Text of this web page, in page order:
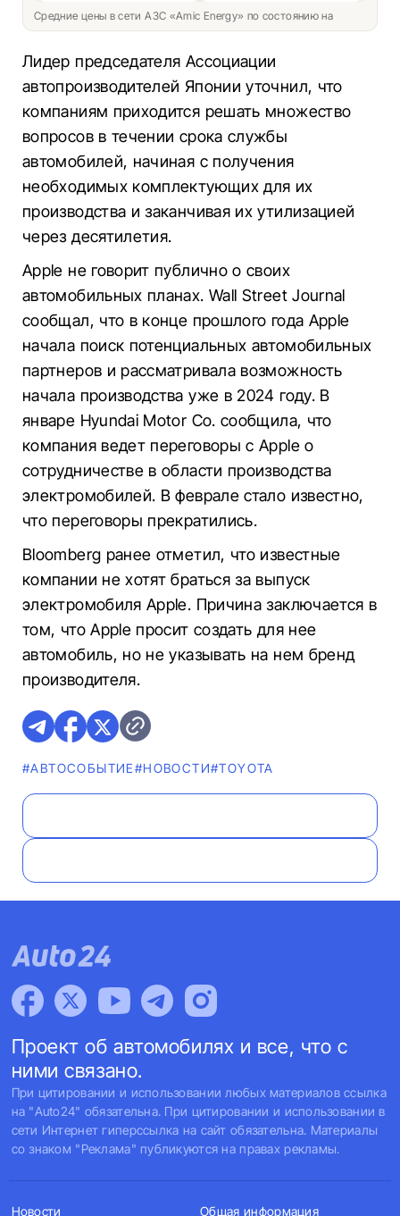
Средние цены в сети АЗС «Amic Energy» по состоянию на
Лидер председателя Ассоциации
автопроизводителей Японии уточнил, что
компаниям приходится решать множество
вопросов в течении срока службы
автомобилей, начиная с получения
необходимых комплектующих для их
производства и заканчивая их утилизацией
через десятилетия.
Apple не говорит публично о своих
автомобильных планах. Wall Street Journal
сообщал, что в конце прошлого года Apple
начала поиск потенциальных автомобильных
партнеров и рассматривала возможность
начала производства уже в 2024 году. В
январе Hyundai Motor Co. сообщила, что
компания ведет переговоры с Apple о
сотрудничестве в области производства
электромобилей. В феврале стало известно,
что переговоры прекратились.
Bloomberg ранее отметил, что известные
компании не хотят браться за выпуск
электромобиля Apple. Причина заключается в
том, что Apple просит создать для нее
автомобиль, но не указывать на нем бренд
производителя.
#АВТОСОБЫТИЕ#НОВОСТИ#TOYOTA
Проект об автомобилях и все, что с
ними связано.
При цитировании и использовании любых материалов ссылка
на "Auto24" обязательна. При цитировании и использовании в
сети Интернет гиперссылка на сайт обязательна. Материалы
со знаком "Реклама" публикуются на правах рекламы.
Новости Общая информация